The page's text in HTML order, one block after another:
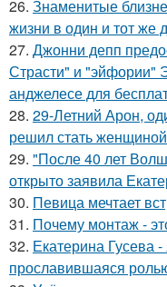
26. Знаменитые
жизни в один и тот же
27. Джонни депп
Страсти" и "эйфории"
анджелесе для
28. 29-Летний Арон,
решил стать
29. "После 40 лет
открыто заявила
30. Певица мечтает
31. Почему монтаж -
32. Екатерина Гусева
прославившаяся